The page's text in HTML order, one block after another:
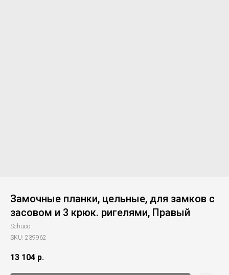
Замочные планки, цельные, для замков с
засовом и 3 крюк. ригелями, Правый
Schüco
SKU: 239962
13 104 р.